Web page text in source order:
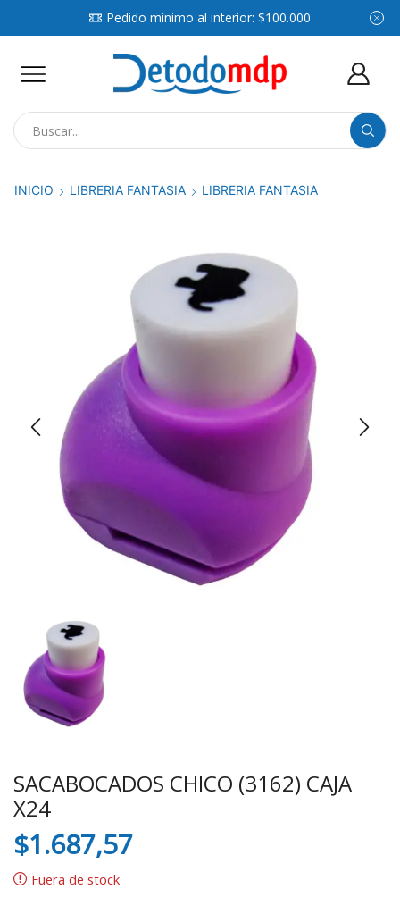
Pedido mínimo al interior: $100.000
INICIO LIBRERIA FANTASIA LIBRERIA FANTASIA
SACABOCADOS CHICO (3162) CAJA
X24
$1.687,57
Fuera de stock